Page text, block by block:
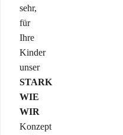
sehr,
für
Ihre
Kinder
unser
STARK
WIE
WIR
Konzept